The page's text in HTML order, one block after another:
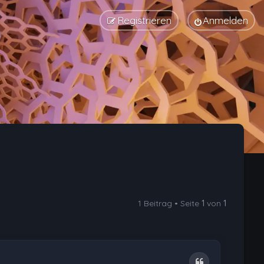
Anmelden
Registrieren
1 Beitrag • Seite1 von1
Zitat